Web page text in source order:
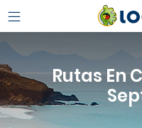
Rutas En